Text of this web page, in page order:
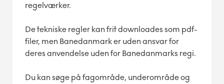
regelværker.
De tekniske regler kan frit downloades som pdf-
filer, men Banedanmark er uden ansvar for
deres anvendelse uden for Banedanmarks regi.
Du kan søge på fagområde, underområde og